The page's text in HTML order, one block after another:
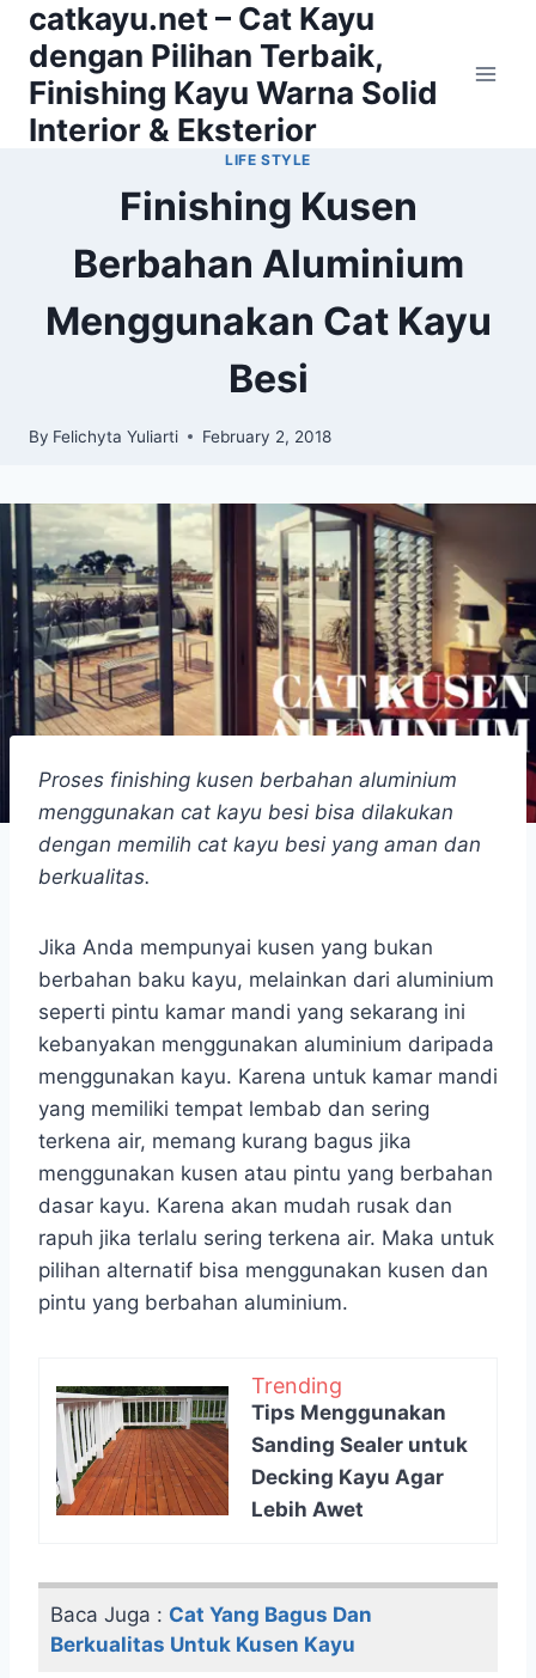
Skip
content
catkayu.net – Cat Kayu
dengan Pilihan Terbaik,
Finishing Kayu Warna Solid
Interior & Eksterior
LIFE STYLE
Finishing Kusen
Berbahan Aluminium
Menggunakan Cat Kayu
Besi
By Felichyta Yuliarti February 2, 2018
Proses finishing kusen berbahan aluminium
menggunakan cat kayu besi bisa dilakukan
dengan memilih cat kayu besi yang aman dan
berkualitas.
Jika Anda mempunyai kusen yang bukan
berbahan baku kayu, melainkan dari aluminium
seperti pintu kamar mandi yang sekarang ini
kebanyakan menggunakan aluminium daripada
menggunakan kayu. Karena untuk kamar mandi
yang memiliki tempat lembab dan sering
terkena air, memang kurang bagus jika
menggunakan kusen atau pintu yang berbahan
dasar kayu. Karena akan mudah rusak dan
rapuh jika terlalu sering terkena air. Maka untuk
pilihan alternatif bisa menggunakan kusen dan
pintu yang berbahan aluminium.
Trending
Tips Menggunakan
Sanding Sealer untuk
Decking Kayu Agar
Lebih Awet
Baca Juga : Cat Yang Bagus Dan
Berkualitas Untuk Kusen Kayu